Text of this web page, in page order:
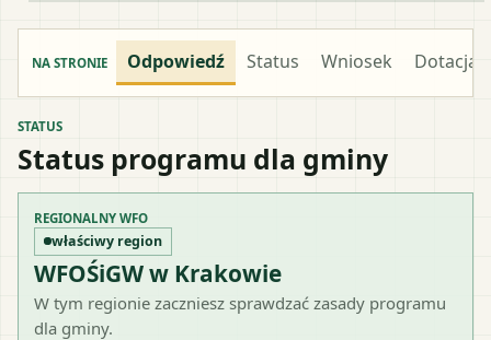
NA STRONIE Odpowiedź Status Wniosek Dotacja
STATUS
Status programu dla gminy
REGIONALNY WFO
właściwy region
WFOŚiGW w Krakowie
W tym regionie zaczniesz sprawdzać zasady programu
dla gminy.